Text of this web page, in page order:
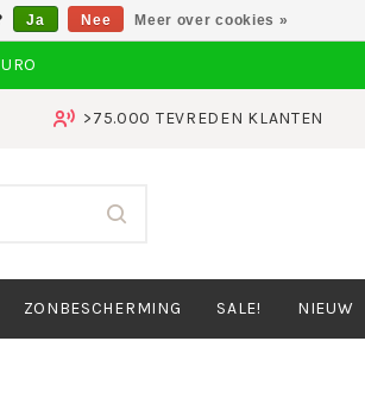
>75.000 TEVREDEN KLANTEN
ZONBESCHERMING SALE! NIEUW
Ja Nee Meer over cookies »